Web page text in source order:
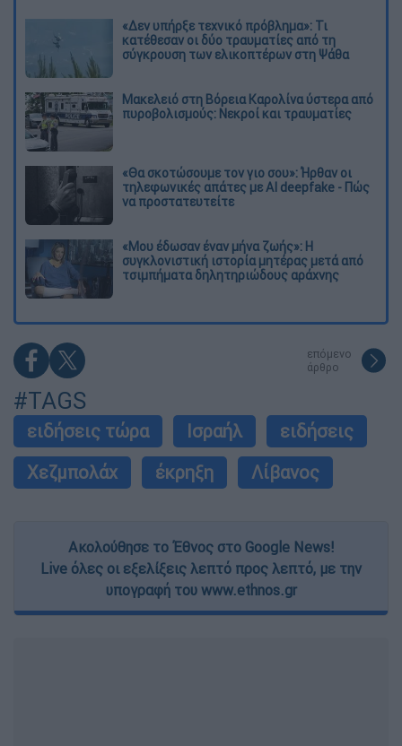
«Δεν υπήρξε τεχνικό πρόβλημα»: Τι
κατέθεσαν οι δύο τραυματίες από τη
σύγκρουση των ελικοπτέρων στη Ψάθα
Μακελειό στη Βόρεια Καρολίνα ύστερα από
πυροβολισμούς: Νεκροί και τραυματίες
«Θα σκοτώσουμε τον γιο σου»: Ήρθαν οι
τηλεφωνικές απάτες με AI deepfake - Πώς
να προστατευτείτε
«Μου έδωσαν έναν μήνα ζωής»: Η
συγκλονιστική ιστορία μητέρας μετά από
τσιμπήματα δηλητηριώδους αράχνης
επόμενο
άρθρο
#TAGS
ειδήσεις τώρα Ισραήλ
ειδήσεις
Χεζμπολάχ
έκρηξη Λίβανος
Ακολούθησε το Έθνος στο Google News!
Live όλες οι εξελίξεις λεπτό προς λεπτό, με την
υπογραφή του www.ethnos.gr